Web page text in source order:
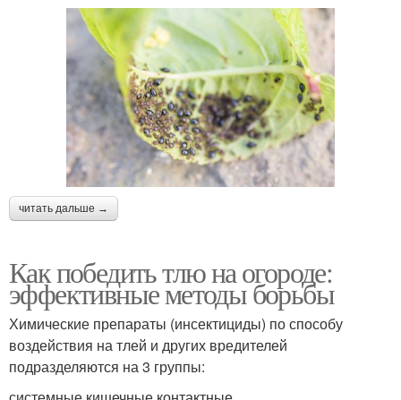
читать дальше →
Как победить тлю на огороде:
эффективные методы борьбы
Химические препараты (инсектициды) по способу
воздействия на тлей и других вредителей
подразделяются на 3 группы: